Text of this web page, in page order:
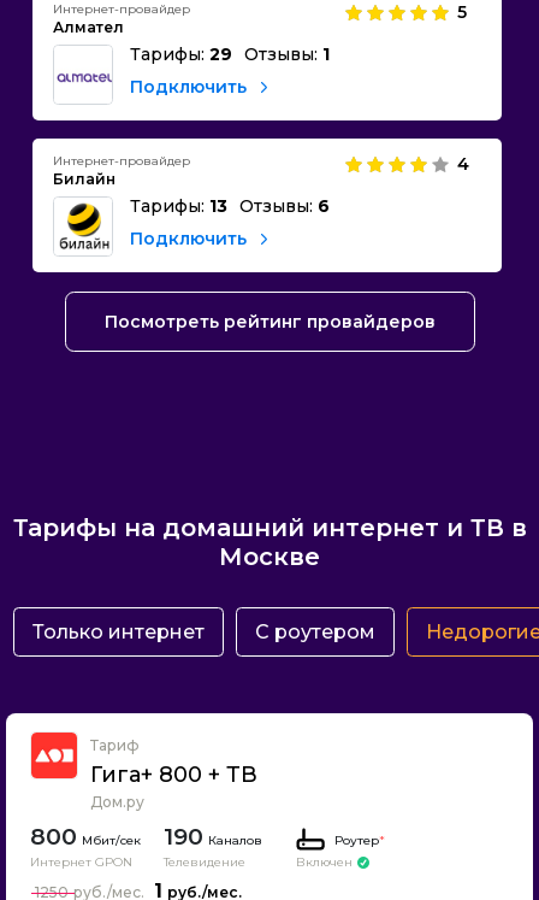
Интернет-провайдер
Алмател
5
Тарифы: 29 Отзывы: 1
Подключить
Интернет-провайдер
Билайн
4
Тарифы: 13 Отзывы: 6
Подключить
Посмотреть рейтинг провайдеров
Тарифы на домашний интернет и ТВ в
Москве
Только интернет С роутером
Тариф
Гига+ 800 + ТВ
Дом.ру
800
Интернет GPON
190 Каналов
Телевидение
Роутер*
Включен
1
1250